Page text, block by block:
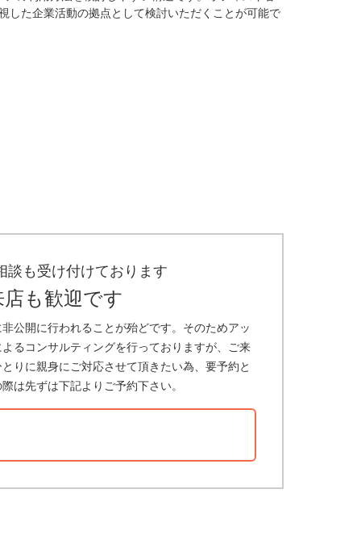
した企業活動の拠点として検討いただくことが可能で
談も受け付けております
店も歓迎です
公開に行われることが殆どです。そのためアッ
るコンサルティングを行っておりますが、ご来
りに親身にご対応させて頂きたい為、要予約と
は先ずは下記よりご予約下さい。